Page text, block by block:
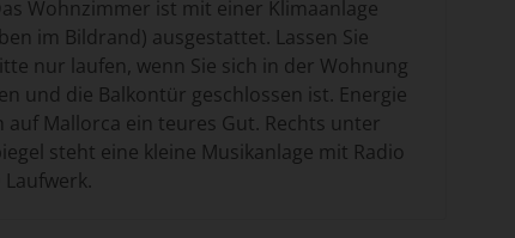
Wohnzimmer ist mit einer Klimaanlage
im Bildrand) ausgestattet. Lassen Sie
nur laufen, wenn Sie sich in der Wohnung
und die Balkontür geschlossen ist. Energie
auf Mallorca ein teures Gut. Rechts unter
steht eine kleine Musikanlage mit Radio
Laufwerk.